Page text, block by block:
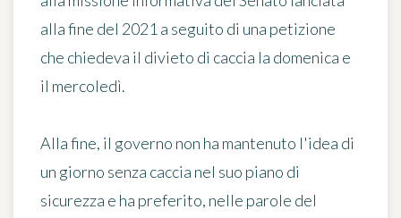
alla fine del 2021 a seguito di una petizione
che chiedeva il divieto di caccia la domenica e
il mercoledì.
Alla fine, il governo non ha mantenuto l'idea di
un giorno senza caccia nel suo piano di
sicurezza e ha preferito, nelle parole del